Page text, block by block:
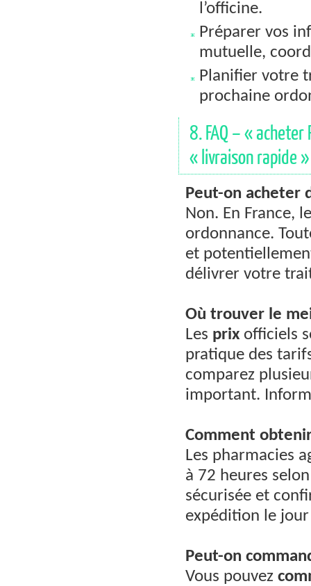
l’officine.
Préparer vos
mutuelle,
Planifier votre
prochaine
8. FAQ – «
« livraison rapide »
Peut-on acheter
Non. En France,
ordonnance.
et
délivrer votre
Où trouver le
Les prix officiels
pratique des
comparez
important.
Comment
Les pharmacies
à 72 heures
sécurisée et
expédition le
Peut-on
Vous pouvez